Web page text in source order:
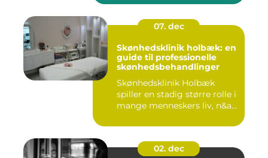
07. dec
Skønhedsklinik holbæk: en
guide til professionelle
skønhedsbehandlinger
Skønhedsklinik Holbæk
spiller en stadig større rolle i
mange menneskers liv, n&a...
02. dec